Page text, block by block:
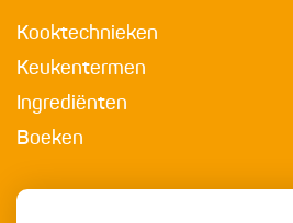
Kooktechnieken
Keukentermen
Ingrediënten
Boeken